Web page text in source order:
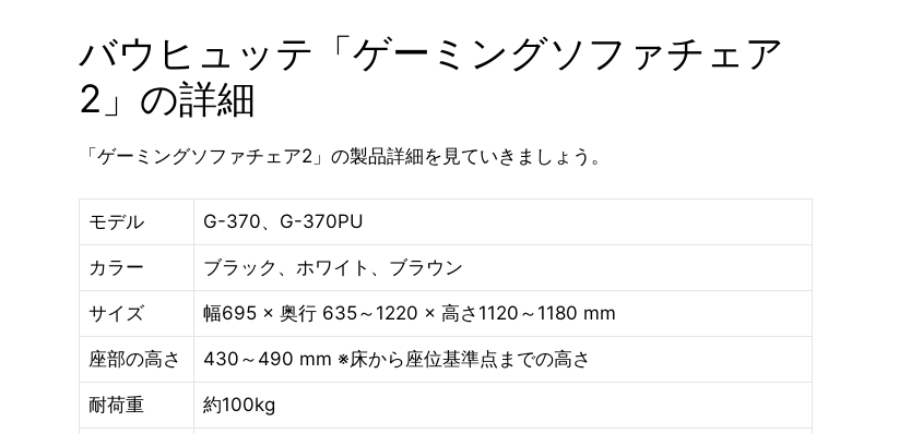
バウヒュッテ「ゲーミングソファチェア
2」の詳細
「ゲーミングソファチェア2」の製品詳細を見ていきましょう。
モデル G-370、G-370PU
カラー ブラック、ホワイト、ブラウン
サイズ 幅695 × 奥行 635～1220 × 高さ1120～1180 mm
座部の高さ 430～490 mm ※床から座位基準点までの高さ
耐荷重 約100kg